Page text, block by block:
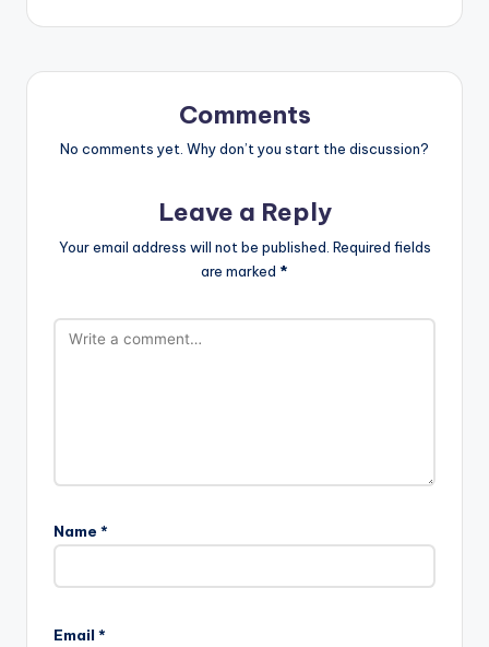
Comments
No comments yet. Why don’t you start the discussion?
Leave a Reply
Your email address will not be published. Required fields
are marked *
Name *
Email *